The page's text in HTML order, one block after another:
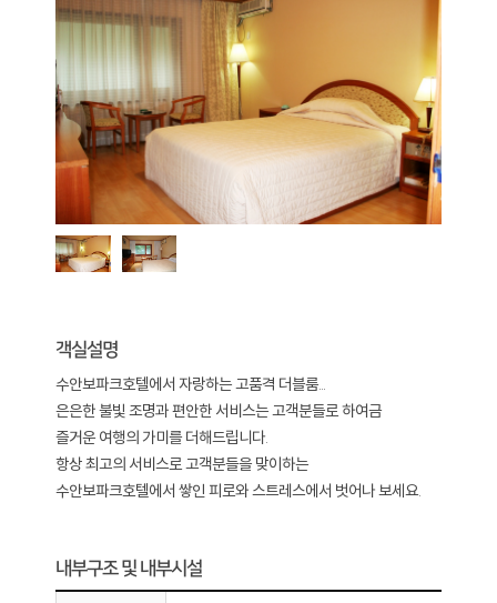
객실설명
수안보파크호텔에서 자랑하는 고품격 더블룸...
은은한 불빛 조명과 편안한 서비스는 고객분들로 하여금
즐거운 여행의 가미를 더해드립니다.
항상 최고의 서비스로 고객분들을 맞이하는
수안보파크호텔에서 쌓인 피로와 스트레스에서 벗어나 보세요.
내부구조 및 내부시설